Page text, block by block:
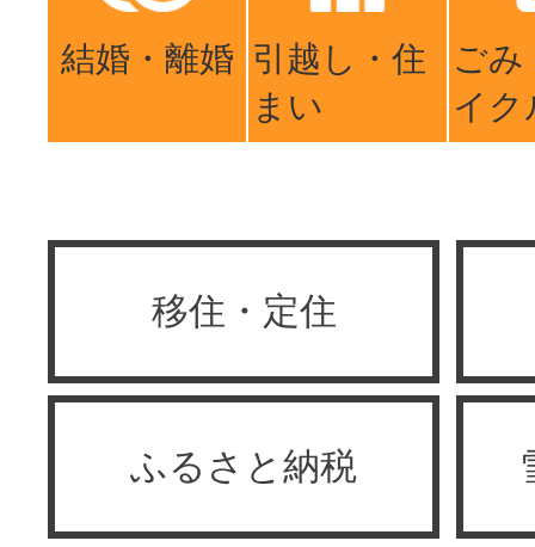
結婚・離婚 引越し・住
まい
ごみ
イク
移住・定住
ふるさと納税